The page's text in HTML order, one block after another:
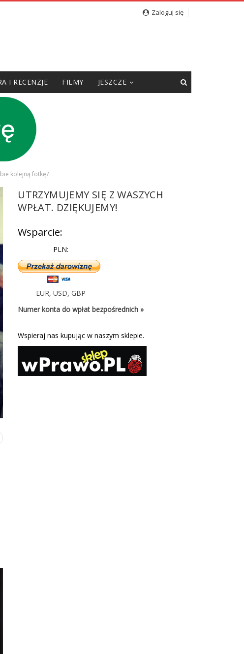
Zaloguj się
I RECENZJE FILMY JESZCZE
kolejną fotkę?
UTRZYMUJEMY SIĘ Z WASZYCH
WPŁAT. DZIĘKUJEMY!
Wsparcie:
PLN:
EUR,USD,GBP
Numer konta do wpłat bezpośrednich »
Wspieraj nas kupując w naszym sklepie.